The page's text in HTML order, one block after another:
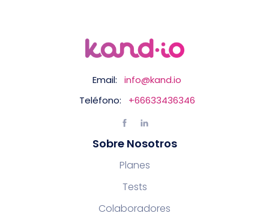
Email:
info@kand.io
Teléfono:
+66633436346
Sobre Nosotros
Planes
Tests
Colaboradores